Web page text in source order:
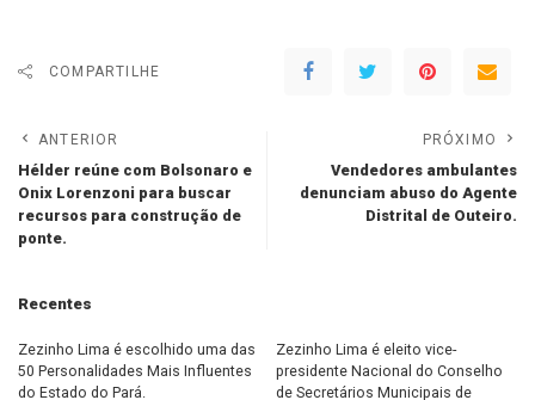
COMPARTILHE
ANTERIOR
Hélder reúne com Bolsonaro e
Onix Lorenzoni para buscar
recursos para construção de
ponte.
PRÓXIMO
Vendedores ambulantes
denunciam abuso do Agente
Distrital de Outeiro.
Recentes
Zezinho Lima é escolhido uma das
50 Personalidades Mais Influentes
do Estado do Pará.
Zezinho Lima é eleito vice-
presidente Nacional do Conselho
de Secretários Municipais de